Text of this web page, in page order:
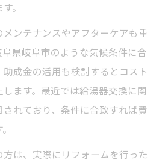
。
ンテナンスやアフターケアも重
県岐阜市のような気候条件に合
成金の活用も検討するとコスト
ます。最近では給湯器交換に関
れており、条件に合致すれば費
は、実際にリフォームを行った